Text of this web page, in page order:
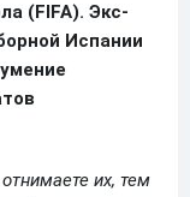
(FIFA). Экс-
Испании
их, тем